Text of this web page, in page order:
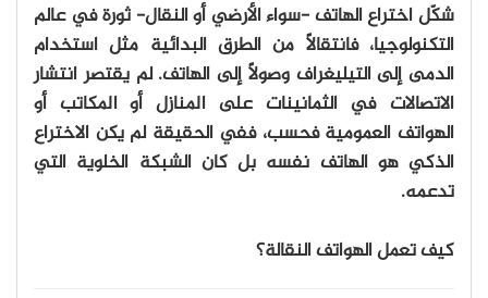
شكّل اختراع الهاتف -سواء الأرضي أو النقال- ثورة في عالم
التكنولوجيا، فانتقالاً من الطرق البدائية مثل استخدام
الدمى إلى التيليغراف وصولاً إلى الهاتف. لم يقتصر انتشار
الاتصالات في الثمانينات على المنازل أو المكاتب أو
الهواتف العمومية فحسب، ففي الحقيقة لم يكن الاختراع
الذكي هو الهاتف نفسه بل كان الشبكة الخلوية التي
تدعمه.
كيف تعمل الهواتف النقالة؟